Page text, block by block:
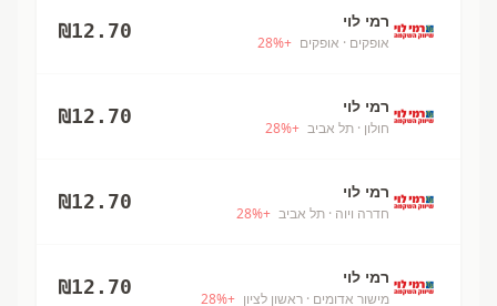
רמי לוי
אופקים · אופקים +
28%
₪12.70
רמי לוי
חולון · תל אביב +
28%
₪12.70
רמי לוי
חדרה ויוה · תל אביב +
28%
₪12.70
רמי לוי
מישור אדומים · ראשון לציון +
28%
₪12.70